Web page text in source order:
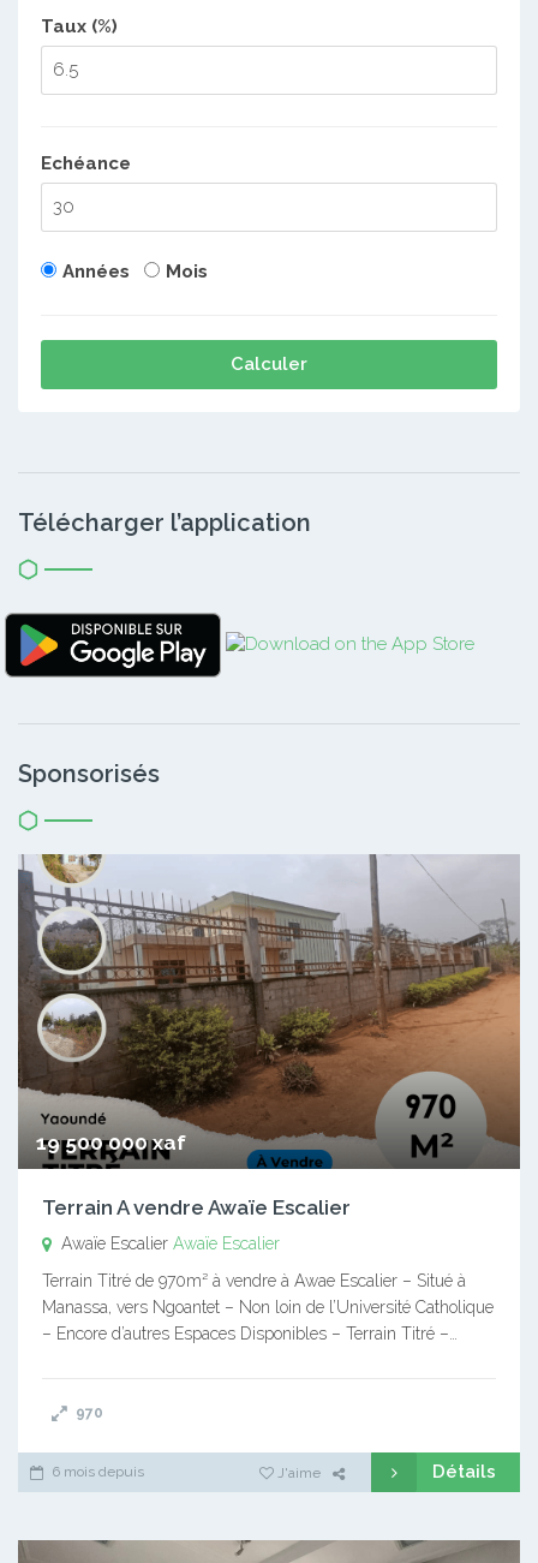
Taux (%)
Echéance
Années Mois
Calculer
Télécharger l’application
Sponsorisés
19 500 000 xaf
Terrain A vendre Awaïe Escalier
Awaïe Escalier Awaïe Escalier
Terrain Titré de 970m² à vendre à Awae Escalier – Situé à
Manassa, vers Ngoantet – Non loin de l’Université Catholique
– Encore d’autres Espaces Disponibles – Terrain Titré –…
970
6 mois depuis J'aime Détails